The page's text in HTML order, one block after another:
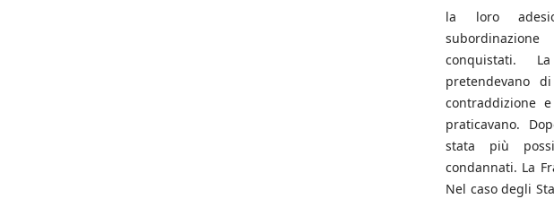
la loro
conquistati.
pretendevano
contraddizione
praticavano.
stata più
condannati. La
Nel caso degli